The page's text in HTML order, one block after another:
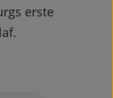
erste